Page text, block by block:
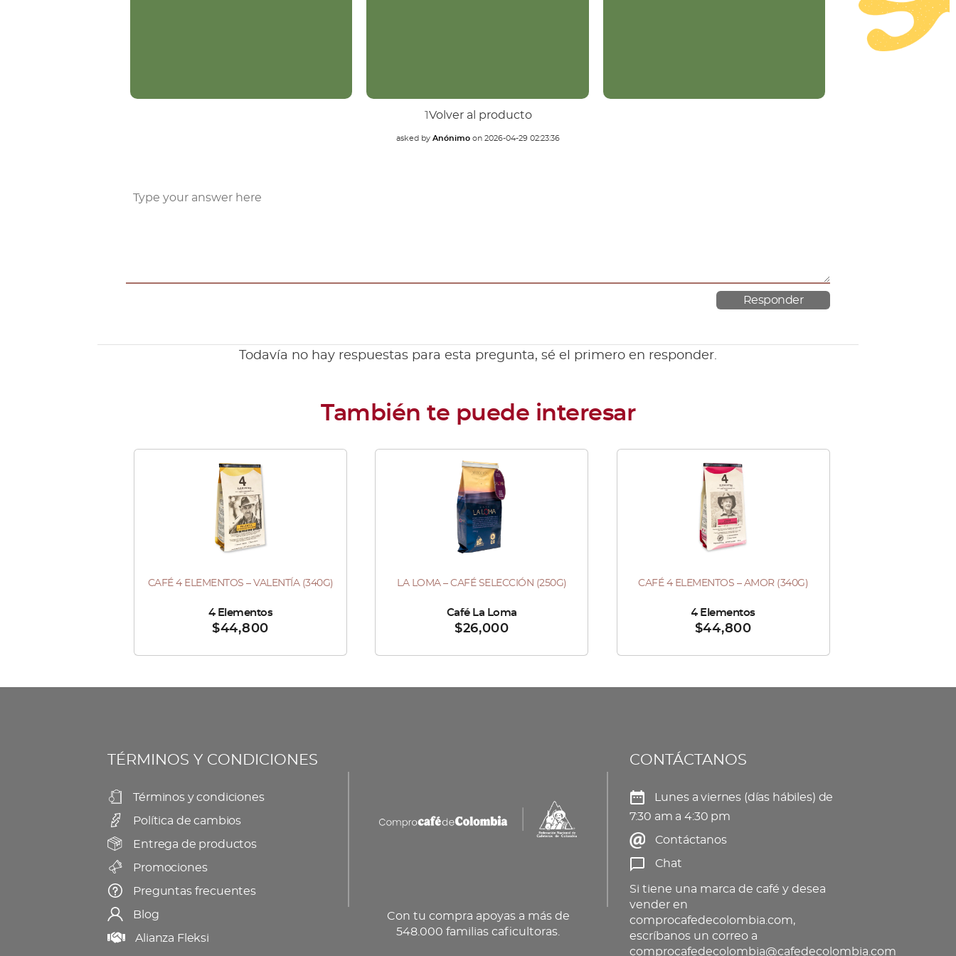
1Volver al producto
asked by Anónimo on 2026-04-29 02:23:36
Todavía no hay respuestas para esta pregunta, sé el primero en responder.
producto
múltiples
variantes.
opciones
pueden
elegir
producto
CAFÉ 4 ELEMENTOS – VALENTÍA (340G)
$44,800
4 Elementos
Este
múltiples
pueden
en
la
página
de
producto
LA LOMA – CAFÉ SELECCIÓN (250G)
$26,000
Café La Loma
producto
múltiples
variantes.
opciones
pueden
elegir
producto
CAFÉ 4 ELEMENTOS – AMOR (340G)
$44,800
4 Elementos
Este
múltiples
pueden
en
página
de
producto
TÉRMINOS Y CONDICIONES
Términos y condiciones
Política de cambios
Entrega de productos
Promociones
Preguntas frecuentes
Blog
Alianza Fleksi
Con tu compra apoyas a más de
548.000 familias caficultoras.
CONTÁCTANOS
Lunes a viernes (días hábiles) de
7:30 am a 4:30 pm
Contáctanos
Chat
Si tiene una marca de café y desea
vender en
comprocafedecolombia.com,
escríbanos un correo a
comprocafedecolombia@cafedecolombia.com